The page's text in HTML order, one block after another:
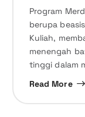
Program
berupa
Kuliah,
menengah
tinggi dalam
Read More